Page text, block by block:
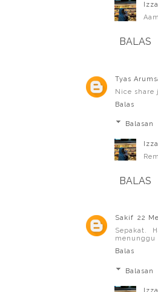
Izza
BALAS
Tyas
Nice
Balas
Balasan
Izza
BALAS
Sakif 22
Sepakat.
menunggu
Balas
Balasan